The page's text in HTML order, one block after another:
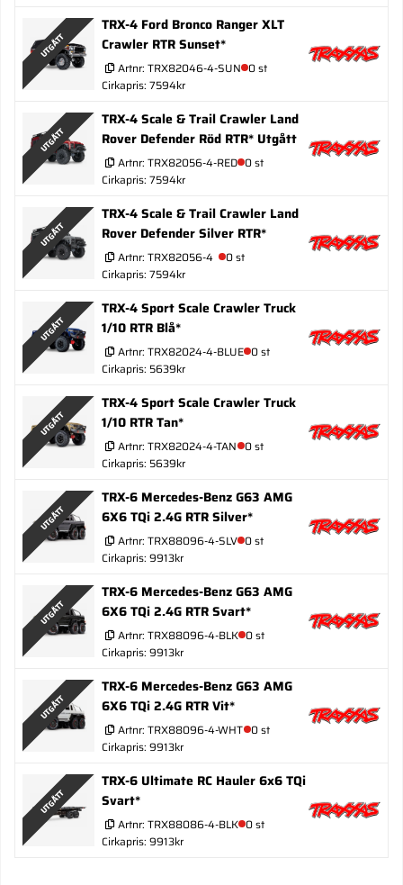
UTGÅTT
TRX-4 Ford Bronco Ranger XLT
Crawler RTR Sunset*
Artnr: TRX82046-4-SUN 0 st
Cirkapris: 7594kr
UTGÅTT
TRX-4 Scale & Trail Crawler Land
Rover Defender Röd RTR* Utgått
Artnr: TRX82056-4-RED 0 st
Cirkapris: 7594kr
UTGÅTT
TRX-4 Scale & Trail Crawler Land
Rover Defender Silver RTR*
Artnr: TRX82056-4
0 st
Cirkapris: 7594kr
UTGÅTT
TRX-4 Sport Scale Crawler Truck
1/10 RTR Blå*
Artnr: TRX82024-4-BLUE 0 st
Cirkapris: 5639kr
UTGÅTT
TRX-4 Sport Scale Crawler Truck
1/10 RTR Tan*
Artnr: TRX82024-4-TAN 0 st
Cirkapris: 5639kr
UTGÅTT
TRX-6 Mercedes-Benz G63 AMG
6X6 TQi 2.4G RTR Silver*
Artnr: TRX88096-4-SLV 0 st
Cirkapris: 9913kr
UTGÅTT
TRX-6 Mercedes-Benz G63 AMG
6X6 TQi 2.4G RTR Svart*
Artnr: TRX88096-4-BLK 0 st
Cirkapris: 9913kr
UTGÅTT
TRX-6 Mercedes-Benz G63 AMG
6X6 TQi 2.4G RTR Vit*
Artnr: TRX88096-4-WHT 0 st
Cirkapris: 9913kr
UTGÅTT
TRX-6 Ultimate RC Hauler 6x6 TQi
Svart*
Artnr: TRX88086-4-BLK 0 st
Cirkapris: 9913kr